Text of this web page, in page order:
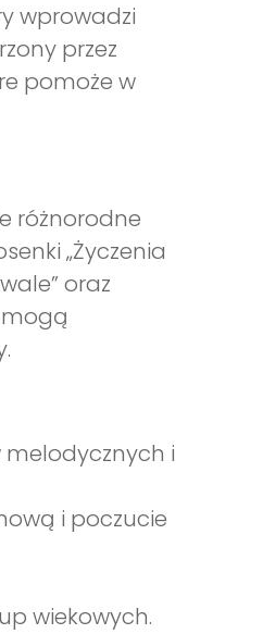
wprowadzi
przez
pomoże w
różnorodne
„Życzenia
oraz
mogą
i
i poczucie
wiekowych.